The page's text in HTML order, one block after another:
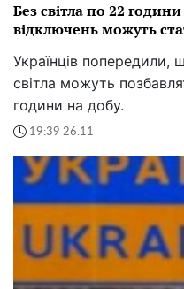
Без світла по 22
відключень можуть
Українців попередили,
світла можуть
години на добу.
19:39 26.11